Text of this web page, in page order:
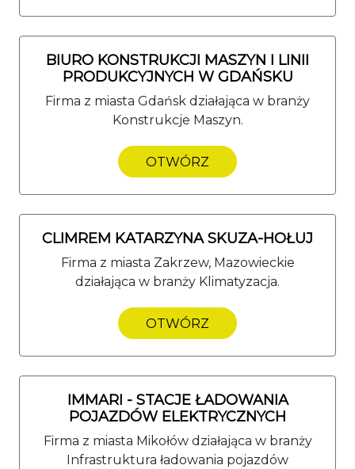
BIURO KONSTRUKCJI MASZYN I LINII
PRODUKCYJNYCH W GDAŃSKU
Firma z miasta Gdańsk działająca w branży
Konstrukcje Maszyn.
OTWÓRZ
CLIMREM KATARZYNA SKUZA-HOŁUJ
Firma z miasta Zakrzew, Mazowieckie
działająca w branży Klimatyzacja.
OTWÓRZ
IMMARI - STACJE ŁADOWANIA
POJAZDÓW ELEKTRYCZNYCH
Firma z miasta Mikołów działająca w branży
Infrastruktura ładowania pojazdów